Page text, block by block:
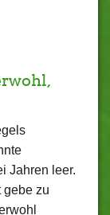
Jahren leer.
gebe zu